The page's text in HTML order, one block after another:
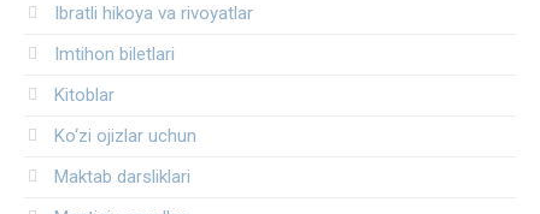
Ibratli hikoya va rivoyatlar
Imtihon biletlari
Kitoblar
Ko‘zi ojizlar uchun
Maktab darsliklari